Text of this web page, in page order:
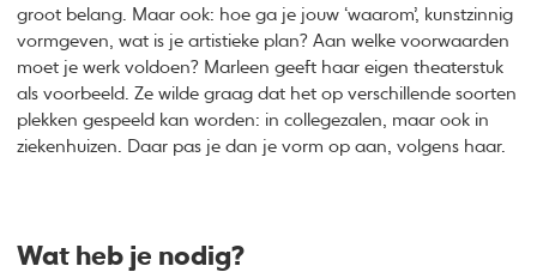
groot belang. Maar ook: hoe ga je jouw ‘waarom’, kunstzinnig
vormgeven, wat is je artistieke plan? Aan welke voorwaarden
moet je werk voldoen? Marleen geeft haar eigen theaterstuk
als voorbeeld. Ze wilde graag dat het op verschillende soorten
plekken gespeeld kan worden: in collegezalen, maar ook in
ziekenhuizen. Daar pas je dan je vorm op aan, volgens haar.
Wat heb je nodig?